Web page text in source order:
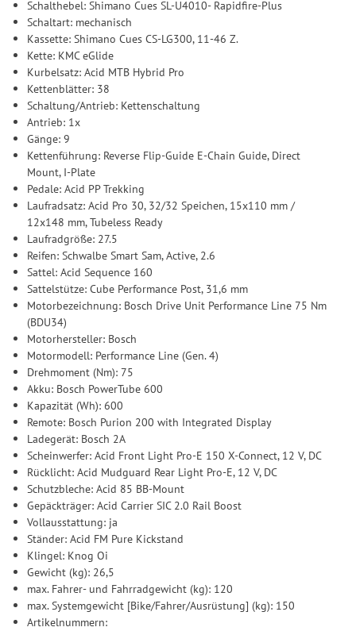
Schalthebel: Shimano Cues SL-U4010- Rapidfire-Plus
Schaltart: mechanisch
Kassette: Shimano Cues CS-LG300, 11-46 Z.
Kette: KMC eGlide
Kurbelsatz: Acid MTB Hybrid Pro
Kettenblätter: 38
Schaltung/Antrieb: Kettenschaltung
Antrieb: 1x
Gänge: 9
Kettenführung: Reverse Flip-Guide E-Chain Guide, Direct
Mount, I-Plate
Pedale: Acid PP Trekking
Laufradsatz: Acid Pro 30, 32/32 Speichen, 15x110 mm /
12x148 mm, Tubeless Ready
Laufradgröße: 27.5
Reifen: Schwalbe Smart Sam, Active, 2.6
Sattel: Acid Sequence 160
Sattelstütze: Cube Performance Post, 31,6 mm
Motorbezeichnung: Bosch Drive Unit Performance Line 75 Nm
(BDU34)
Motorhersteller: Bosch
Motormodell: Performance Line (Gen. 4)
Drehmoment (Nm): 75
Akku: Bosch PowerTube 600
Kapazität (Wh): 600
Remote: Bosch Purion 200 with Integrated Display
Ladegerät: Bosch 2A
Scheinwerfer: Acid Front Light Pro-E 150 X-Connect, 12 V, DC
Rücklicht: Acid Mudguard Rear Light Pro-E, 12 V, DC
Schutzbleche: Acid 85 BB-Mount
Gepäckträger: Acid Carrier SIC 2.0 Rail Boost
Vollausstattung: ja
Ständer: Acid FM Pure Kickstand
Klingel: Knog Oi
Gewicht (kg): 26,5
max. Fahrer- und Fahrradgewicht (kg): 120
max. Systemgewicht [Bike/Fahrer/Ausrüstung] (kg): 150
Artikelnummern: